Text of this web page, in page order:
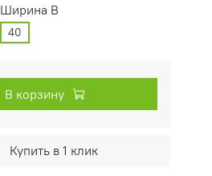
Ширина В
40
В корзину
Купить в 1 клик